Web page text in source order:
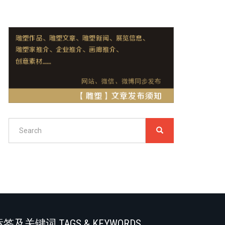
SEARCH